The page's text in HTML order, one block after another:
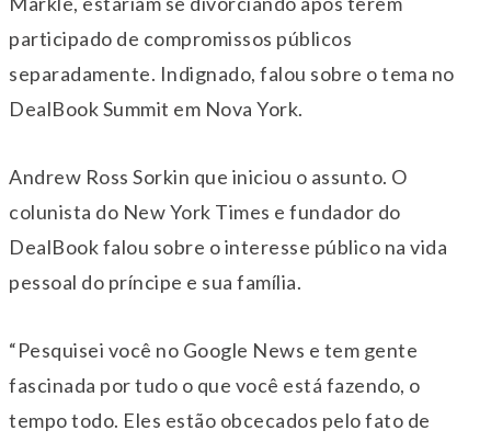
participado de compromissos públicos
separadamente. Indignado, falou sobre o tema no
DealBook Summit em Nova York.
Andrew Ross Sorkin que iniciou o assunto. O
colunista do New York Times e fundador do
DealBook falou sobre o interesse público na vida
pessoal do príncipe e sua família.
“Pesquisei você no Google News e tem gente
fascinada por tudo o que você está fazendo, o
tempo todo. Eles estão obcecados pelo fato de